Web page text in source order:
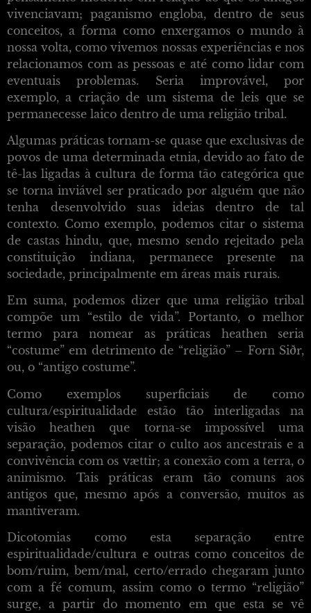
vivenciavam; paganismo engloba, dentro de seus
conceitos, a forma como enxergamos o mundo à
nossa volta, como vivemos nossas experiências e nos
relacionamos com as pessoas e até como lidar com
eventuais problemas. Seria improvável, por
exemplo, a criação de um sistema de leis que se
permanecesse laico dentro de uma religião tribal.
Algumas práticas tornam-se quase que exclusivas de
povos de uma determinada etnia, devido ao fato de
tê-las ligadas à cultura de forma tão categórica que
se torna inviável ser praticado por alguém que não
tenha desenvolvido suas ideias dentro de tal
contexto. Como exemplo, podemos citar o sistema
de castas hindu, que, mesmo sendo rejeitado pela
constituição indiana, permanece presente na
sociedade, principalmente em áreas mais rurais.
Em suma, podemos dizer que uma religião tribal
compõe um “estilo de vida”. Portanto, o melhor
termo para nomear as práticas heathen seria
“costume” em detrimento de “religião” – Forn Siðr,
ou, o “antigo costume”.
Como exemplos superficiais de como
cultura/espiritualidade estão tão interligadas na
visão heathen que torna-se impossível uma
separação, podemos citar o culto aos ancestrais e a
convivência com os vættir; a conexão com a terra, o
animismo. Tais práticas eram tão comuns aos
antigos que, mesmo após a conversão, muitos as
mantiveram.
Dicotomias como esta separação entre
espiritualidade/cultura e outras como conceitos de
bom/ruim, bem/mal, certo/errado chegaram junto
com a fé comum, assim como o termo “religião”
surge, a partir do momento em que esta se vê